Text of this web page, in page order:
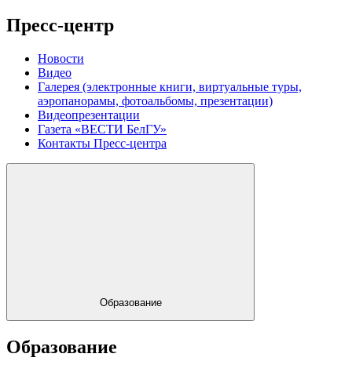
Пресс-центр
Новости
Видео
Галерея (электронные книги, виртуальные туры,
аэропанорамы, фотоальбомы, презентации)
Видеопрезентации
Газета «ВЕСТИ БелГУ»
Контакты Пресс-центра
Образование
Образование